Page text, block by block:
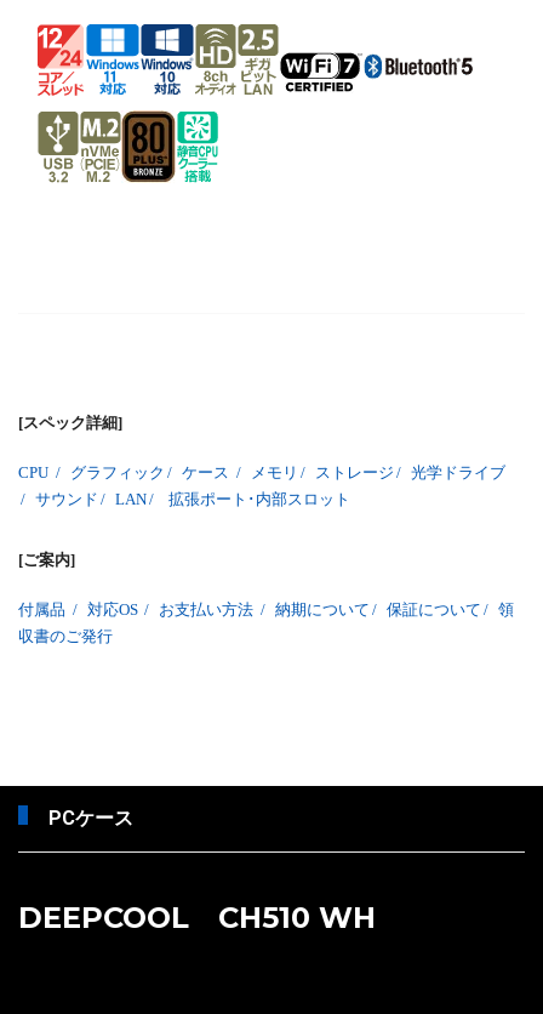
[スペック詳細]
CPU / グラフィック / ケース / メモリ / ストレージ / 光学ドライブ
/ サウンド / LAN/ 拡張ポート･内部スロット
[ご案内]
付属品 / 対応OS / お支払い方法 / 納期について / 保証について / 領
収書のご発行
PCケース
DEEPCOOL CH510 WH